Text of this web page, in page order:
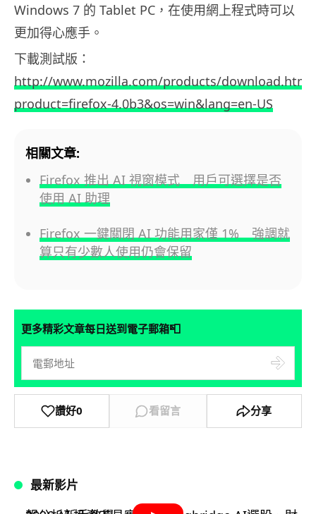
Windows 7 的 Tablet PC，在使用網上程式時可以
更加得心應手。
下載測試版：
http://www.mozilla.com/products/
product=firefox-4.0b3&os=win&lang=en-US
相關文章:
Firefox 推出 AI 視窗模式 用戶可選擇是否
使用 AI 助理
Firefox 一鍵關閉 AI 功能用家僅 1% 強調就
算只有少數人使用仍會保留
更多精彩文章每日送到電子郵箱📮
讚好0 看留言 分享
最新影片